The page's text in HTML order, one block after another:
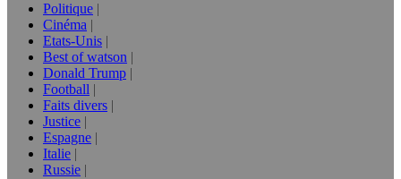
Politique
Cinéma
Etats-Unis
Best of watson
Donald Trump
Football
Faits divers
Justice
Espagne
Italie
Russie